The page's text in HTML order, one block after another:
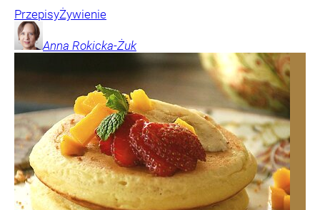
PrzepisyŻywienie
Anna Rokicka-Żuk